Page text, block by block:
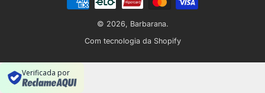
© 2026, Barbarana.
Com tecnologia da Shopify
Verificada por